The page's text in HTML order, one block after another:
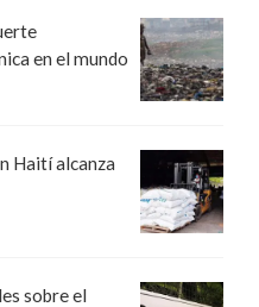
en el mundo
Haití alcanza
sobre el